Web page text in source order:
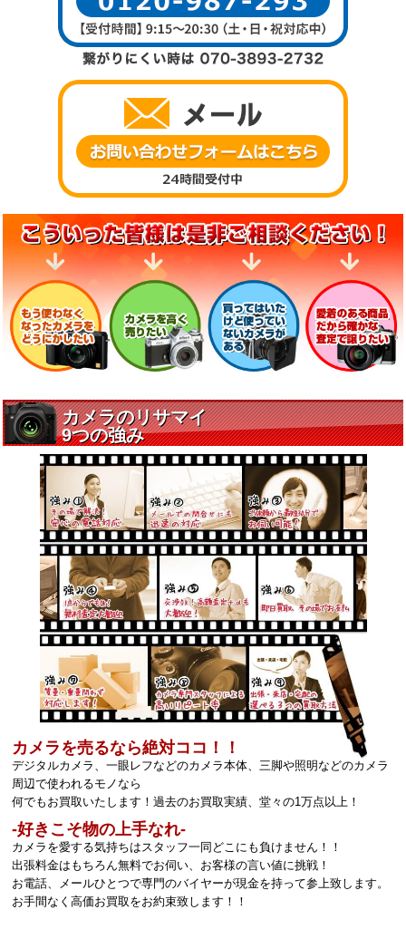
カメラを売るなら絶対ココ！！
デジタルカメラ、一眼レフなどのカメラ本体、三脚や照明などのカメラ
周辺で使われるモノなら
何でもお買取いたします！過去のお買取実績、堂々の1万点以上！
‐好きこそ物の上手なれ‐
カメラを愛する気持ちはスタッフ一同どこにも負けません！！
出張料金はもちろん無料でお伺い、お客様の言い値に挑戦！
お電話、メールひとつで専門のバイヤーが現金を持って参上致します。
お手間なく高価お買取をお約束致します！！